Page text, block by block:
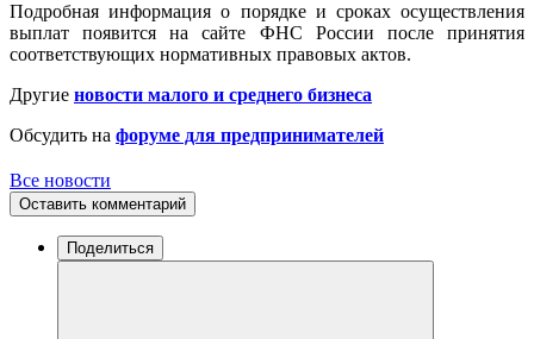
Подробная информация о порядке и сроках осуществления
выплат появится на сайте ФНС России после принятия
соответствующих нормативных правовых актов.
Другие новости малого и среднего бизнеса
Обсудить на форуме для предпринимателей
Все новости
Оставить комментарий
Поделиться